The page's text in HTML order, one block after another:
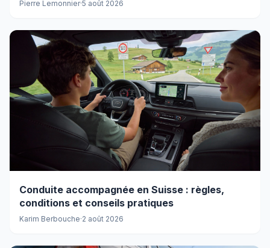
Pierre Lemonnier·5 août 2026
Conduite accompagnée en Suisse : règles,
conditions et conseils pratiques
Karim Berbouche·2 août 2026